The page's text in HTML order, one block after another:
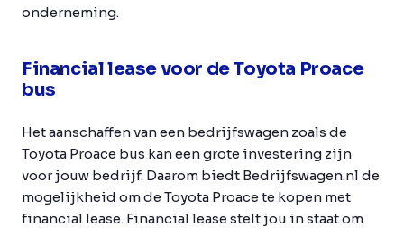
onderneming.
Financial lease voor de Toyota Proace
bus
Het aanschaffen van een bedrijfswagen zoals de
Toyota Proace bus kan een grote investering zijn
voor jouw bedrijf. Daarom biedt Bedrijfswagen.nl de
mogelijkheid om de Toyota Proace te kopen met
financial lease. Financial lease stelt jou in staat om